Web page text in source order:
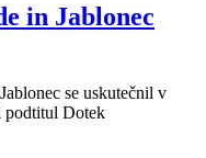
in Jablonec
se uskutečnil v
podtitul Dotek